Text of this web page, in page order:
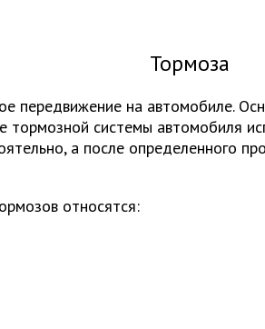
Тормоза
передвижение на автомобиле.
тормозной системы автомобиля
а после определенного
относятся: